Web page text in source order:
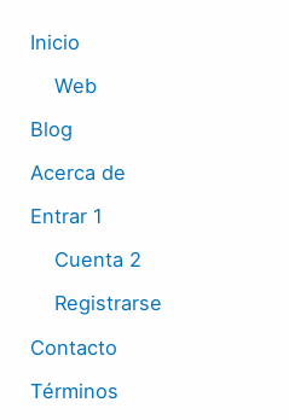
Inicio
Web
Blog
Acerca de
Entrar 1
Cuenta 2
Registrarse
Contacto
Términos